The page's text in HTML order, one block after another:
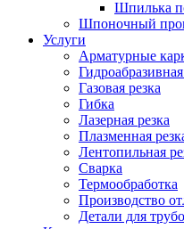
Шпилька
Шпоночный
Услуги
Арматурные
Гидроабразивная
Газовая резка
Гибка
Лазерная резка
Плазменная
Лентопильная
Сварка
Термообработка
Производство
Детали для